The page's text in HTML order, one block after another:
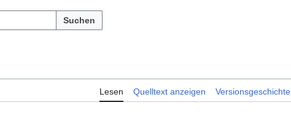
Suchen
Lesen Quelltext anzeigen Versionsgeschichte